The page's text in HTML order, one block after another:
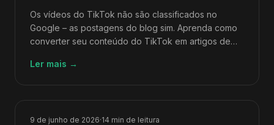
Os vídeos do TikTok não são classificados no
Google – as postagens do blog sim. Aprenda como
converter seu conteúdo do TikTok em artigos de
Ler mais →
9 de junho de 2026·14 min de leitura